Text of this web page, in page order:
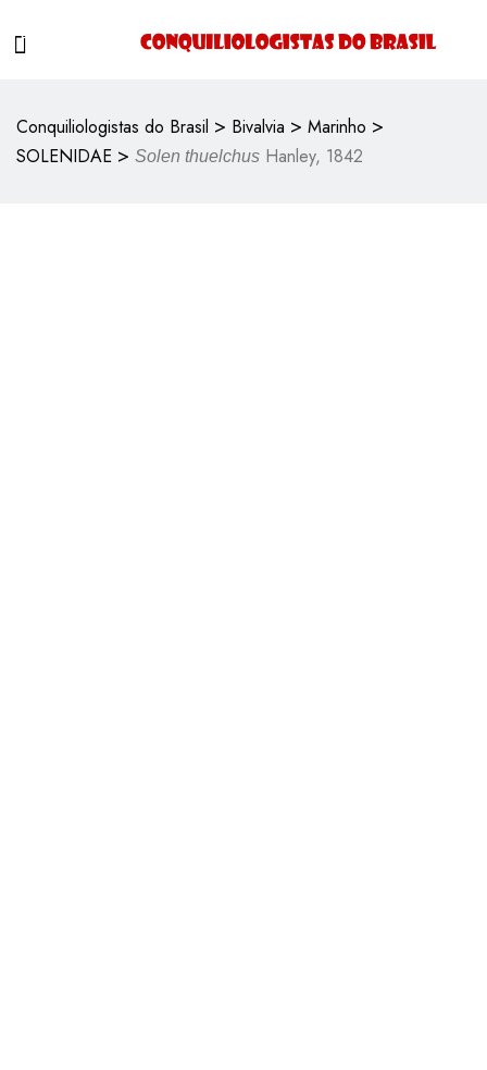
Conquiliologistas do Brasil > Bivalvia > Marinho >
SOLENIDAE > Solen thuelchus Hanley, 1842